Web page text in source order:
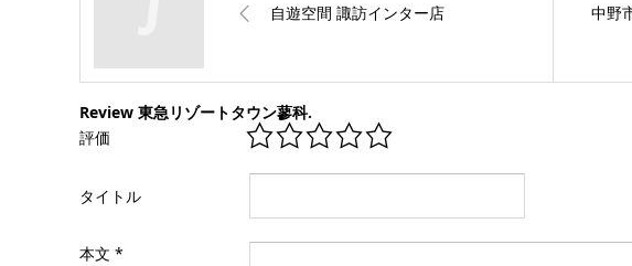
自遊空間 諏訪インター店 中野
Review 東急リゾートタウン蓼科.
評価
タイトル
本文 *